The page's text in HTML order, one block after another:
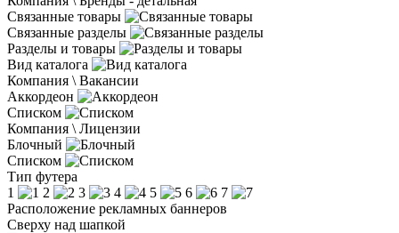
Связанные товары
Связанные разделы
Разделы и товары
Вид каталога
Компания \ Вакансии
Аккордеон
Списком
Компания \ Лицензии
Блочный
Списком
Тип футера
1
2 3 4 5 6
7
Расположение рекламных баннеров
Сверху над шапкой